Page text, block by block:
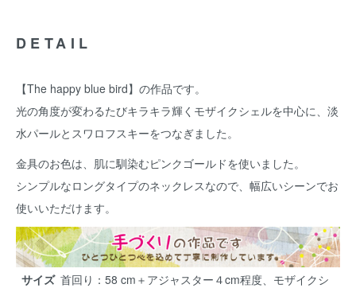
DETAIL
【The happy blue bird】の作品です。
光の角度が変わるたびキラキラ輝くモザイクシェルを中心に、淡
水パールとスワロフスキーをつなぎました。
金具のお色は、肌に馴染むピンクゴールドを使いました。
シンプルなロングタイプのネックレスなので、幅広いシーンでお
使いいただけます。
サイズ 首回り：58 cm＋アジャスター４cm程度、モザイクシ